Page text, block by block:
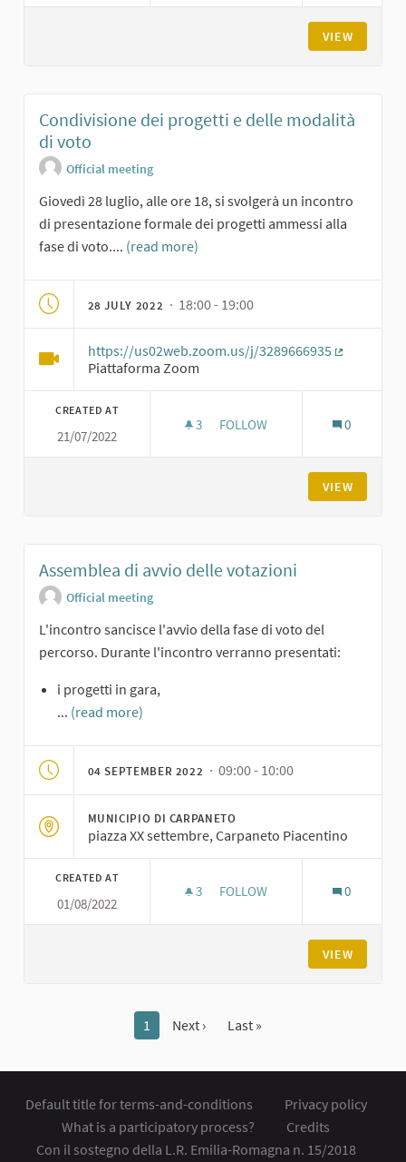
VIEW
Condivisione dei progetti e delle modalità
di voto
Official meeting
Giovedì 28 luglio, alle ore 18, si svolgerà un incontro
di presentazione formale dei progetti ammessi alla
fase di voto.... (read more)
28 JULY 2022 · 18:00 - 19:00
https://us02web.zoom.us/j/3289666935
Piattaforma Zoom
CREATED AT
21/07/2022
3 3 FOLLOWERS
FOLLOW 0
VIEW
Assemblea di avvio delle votazioni
Official meeting
L'incontro sancisce l'avvio della fase di voto del
percorso. Durante l'incontro verranno presentati:
i progetti in gara,
... (read more)
04 SEPTEMBER 2022 · 09:00 - 10:00
MUNICIPIO DI CARPANETO
piazza XX settembre, Carpaneto Piacentino
CREATED AT
01/08/2022
3 3 FOLLOWERS
FOLLOW 0
VIEW
1 Next › Last »
Default title for terms-and-conditions
Privacy policy
What is a participatory process?
Credits
Con il sostegno della L.R. Emilia-Romagna n. 15/2018